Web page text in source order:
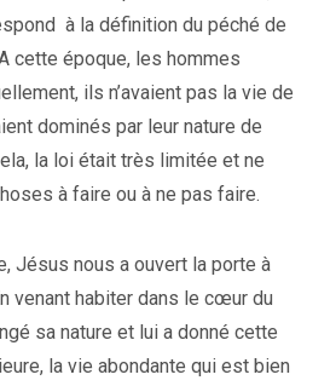
à la définition du péché de
cette époque, les hommes
ils n’avaient pas la vie de
dominés par leur nature de
la loi était très limitée et ne
à faire ou à ne pas faire.
Jésus nous a ouvert la porte à
venant habiter dans le cœur du
sa nature et lui a donné cette
la vie abondante qui est bien